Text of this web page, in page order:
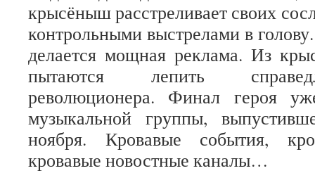
крысёныш расстреливает своих
контрольными выстрелами в
делается мощная реклама. Из
пытаются лепить
революционера. Финал героя
музыкальной группы,
ноября. Кровавые события,
кровавые новостные каналы…